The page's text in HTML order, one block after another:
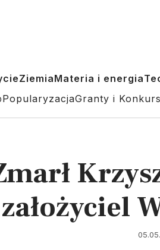
ZiemiaMateria i energia
PopularyzacjaGranty i